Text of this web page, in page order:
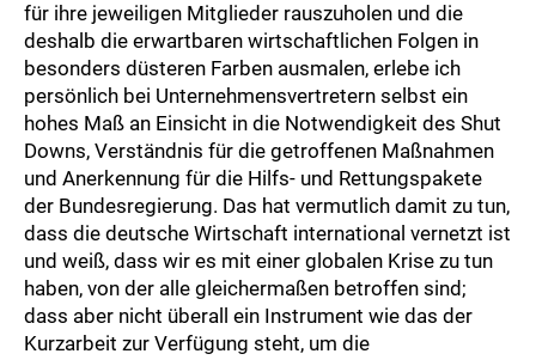
für ihre jeweiligen Mitglieder rauszuholen und die
deshalb die erwartbaren wirtschaftlichen Folgen in
besonders düsteren Farben ausmalen, erlebe ich
persönlich bei Unternehmensvertretern selbst ein
hohes Maß an Einsicht in die Notwendigkeit des Shut
Downs, Verständnis für die getroffenen Maßnahmen
und Anerkennung für die Hilfs- und Rettungspakete
der Bundesregierung. Das hat vermutlich damit zu tun,
dass die deutsche Wirtschaft international vernetzt ist
und weiß, dass wir es mit einer globalen Krise zu tun
haben, von der alle gleichermaßen betroffen sind;
dass aber nicht überall ein Instrument wie das der
Kurzarbeit zur Verfügung steht, um die